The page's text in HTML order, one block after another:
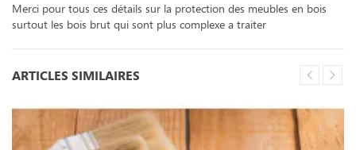
Merci pour tous ces détails sur la protection des meubles en bois
surtout les bois brut qui sont plus complexe a traiter
ARTICLES SIMILAIRES